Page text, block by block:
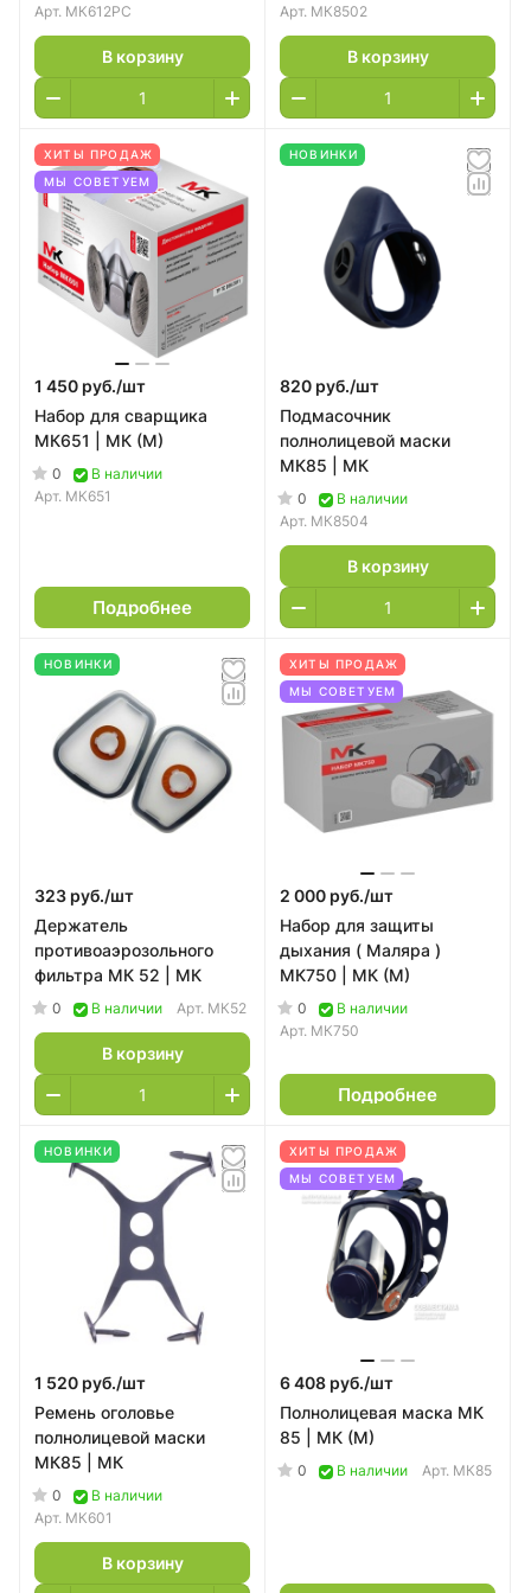
Арт. МК612РС
В корзину
Арт. МК8502
В корзину
ХИТЫ ПРОДАЖ
МЫ СОВЕТУЕМ
1 450 руб./шт
Набор для сварщика
МК651 | МК (M)
0
В наличии
Арт. МК651
Подробнее
НОВИНКИ
820 руб./шт
Подмасочник
полнолицевой маски
МК85 | МК
0
В наличии
Арт. МК8504
В корзину
НОВИНКИ
323 руб./шт
Держатель
противоаэрозольного
фильтра МК 52 | МК
0 В наличии Арт. МК52
В корзину
ХИТЫ ПРОДАЖ
МЫ СОВЕТУЕМ
2 000 руб./шт
Набор для защиты
дыхания ( Маляра )
МК750 | МК (M)
0
В наличии
Арт. МК750
Подробнее
НОВИНКИ
1 520 руб./шт
Ремень оголовье
полнолицевой маски
МК85 | МК
0
В наличии
Арт. МК601
В корзину
ХИТЫ ПРОДАЖ
МЫ СОВЕТУЕМ
6 408 руб./шт
Полнолицевая маска МК
85 | МК (M)
0 В наличии Арт. МК85